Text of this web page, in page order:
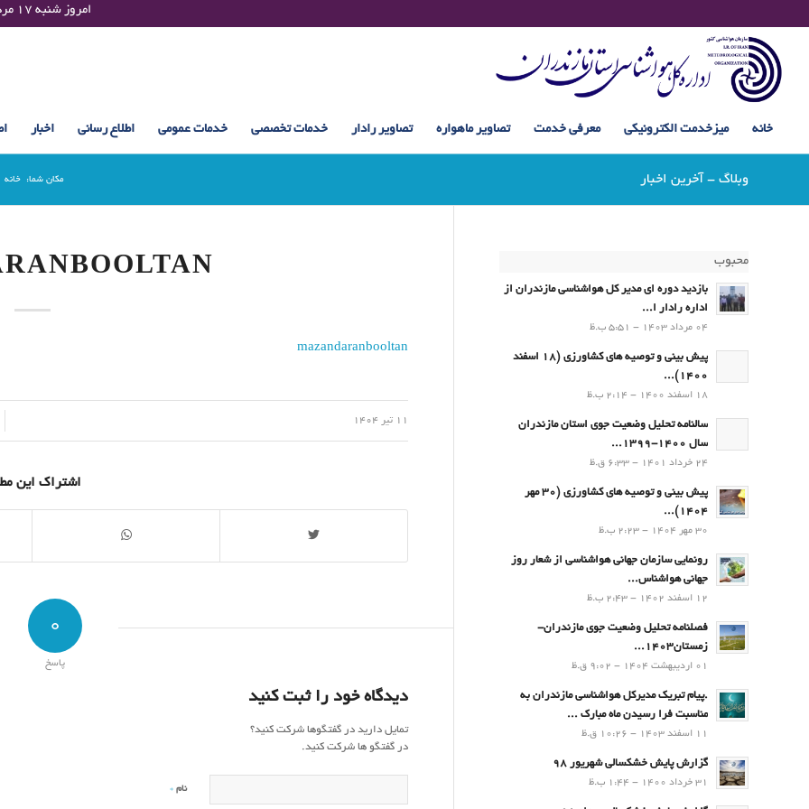
Saturday 08 August 2026 , 09:10 UTC ¤¤¤¤ امروز شنبه ۱۷ مرداد ۱۴۰۵ساعت : ۰۹:۱۰
خانه میزخدمت الکترونیکی معرفی خدمت تصاویر ماهواره تصاویر رادار خدمات تخصصی خدمات عمومی اطلاع رسانی اخبار
وبلاگ - آخرین اخبار مکان شما: خانه
mazandaranbooltan
11 تیر 1404
اشتراک این
0
پاسخ
دیدگاه خود را ثبت کنید
تمایل دارید در گفتگوها شرکت کنید؟
در گفتگو ها شرکت کنید.
نام *
محبوب
بازدید دوره ای مدیر کل هواشناسی مازندران از
اداره رادار ا...
04 مرداد 1403 - 5:51 ب.ظ
پیش بینی و توصیه های کشاورزی (18 اسفند
1400)...
18 اسفند 1400 - 2:14 ب.ظ
سالنامه تحلیل وضعیت جوی استان مازندران
سال 1400-1399...
24 خرداد 1401 - 6:33 ق.ظ
پیش بینی و توصیه های کشاورزی (30 مهر
۱۴۰۴)...
30 مهر 1404 - 2:23 ب.ظ
رونمایی سازمان جهانی هواشناسی از شعار روز
جهانی هواشناس...
12 اسفند 1402 - 2:43 ب.ظ
فصلنامه تحلیل وضعیت جوی مازندران-
زمستان۱۴۰۳...
01 اردیبهشت 1404 - 9:02 ق.ظ
.پيام تبريك مدیرکل هواشناسی مازندران به
مناسبت فرا رسيدن ماه مبارك ...
11 اسفند 1403 - 10:26 ق.ظ
گزارش پایش خشکسالی شهریور 98
31 خرداد 1400 - 1:44 ب.ظ